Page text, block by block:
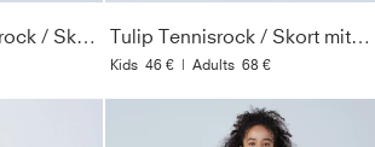
Advantage Tennisrock / Skort mit Ballhalter, navy blau Tulip Tennisrock / Skort mit Taschen, weiß
Kids 46 € | Adults 68 €